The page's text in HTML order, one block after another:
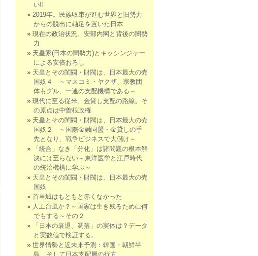
い‼
2019年。民族収束が進む世界と旧勢力
からの脱出に軸足を置いた日本
現在の政治状況、安部内閣と背後の闇勢
力
天皇家(日本の闇勢力)とキッシンジャー
による安倍おろし
天皇とその閨閥・財閥は、日本最大の売
国奴４ ～マスコミ・ヤクザ、宗教団
体もグル、一連の支配機構である～
現代に至る従米、金貸し支配の路線。そ
の原点は中曽根政権
天皇とその閨閥・財閥は、日本最大の売
国奴２ ～国際金融同盟・金貸しの手
先となり、戦争ビジネスで大儲け～
「統合」なき「分化」は諸問題の根本解
決には至らない～東洋医学と江戸時代
の統治機構に学ぶ～
天皇とその閨閥・財閥は、日本最大の売
国奴
首里城はもともと赤くなかった
人工台風か？～国家は生き残るために何
でもする～その２
「日本の衰退、凋落」の実体は？データ
と実数値で検証する。
世界情勢と近未来予測：韓国・朝鮮半
島、そして日本支配層の行方